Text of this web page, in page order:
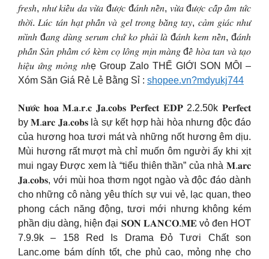
𝑓𝑟𝑒𝑠ℎ, 𝑛ℎ𝑢̛ 𝑘𝑖𝑒̂̉𝑢 𝑑𝑎 𝑣𝑢̛̀𝑎 đ𝑢̛𝑜̛̣𝑐 đ𝑎́𝑛ℎ 𝑛𝑒̂̀𝑛, 𝑣𝑢̛̀𝑎 đ𝑢̛𝑜̛̣𝑐 𝑐𝑎̂́𝑝 𝑎̂̉𝑚 𝑡𝑢̛́𝑐
𝑡ℎ𝑜̛̀𝑖. 𝐿𝑢́𝑐 𝑡𝑎́𝑛 ℎ𝑎̣𝑡 𝑝ℎ𝑎̂́𝑛 𝑣𝑎̀ 𝑔𝑒𝑙 𝑡𝑟𝑜𝑛𝑔 𝑏𝑎̆̀𝑛𝑔 𝑡𝑎𝑦, 𝑐𝑎̉𝑚 𝑔𝑖𝑎́𝑐 𝑛ℎ𝑢̛
𝑚𝑖̀𝑛ℎ đ𝑎𝑛𝑔 𝑑𝑢̀𝑛𝑔 𝑠𝑒𝑟𝑢𝑚 𝑐ℎ𝑢̛́ 𝑘𝑜 𝑝ℎ𝑎̉𝑖 𝑙𝑎̀ đ𝑎́𝑛ℎ 𝑘𝑒𝑚 𝑛𝑒̂̀𝑛, đ𝑎́𝑛ℎ
𝑝ℎ𝑎̂́𝑛 𝑆𝑎̉𝑛 𝑝ℎ𝑎̂̉𝑚 𝑐𝑜́ 𝑘𝑒̀𝑚 𝑐𝑜̣ 𝑙𝑜̂𝑛𝑔 𝑚𝑖̣𝑛 𝑚𝑎̀𝑛𝑔 đ𝑒̂̉ ℎ𝑜̀𝑎 𝑡𝑎𝑛 𝑣𝑎̀ 𝑡𝑎̣𝑜
ℎ𝑖𝑒̣̂𝑢 𝑢̛́𝑛𝑔 𝑚𝑜̉𝑛𝑔 𝑛ℎẹ Group Zalo THẾ GIỚI SON MÔI –
Xóm Săn Giá Rẻ Lẻ Bằng Sỉ : shopee.vn?mdyukj744
𝐍𝐮̛𝐨̛́𝐜 𝐡𝐨𝐚 𝐌.𝐚.𝐫.𝐜 𝐉𝐚.𝐜𝐨𝐛𝐬 𝐏𝐞𝐫𝐟𝐞𝐜𝐭 𝐄𝐃𝐏 2.2.50k 𝐏𝐞𝐫𝐟𝐞𝐜𝐭
by 𝐌.𝐚𝐫𝐜 𝐉𝐚.𝐜𝐨𝐛𝐬 là sự kết hợp hài hòa nhưng độc đáo
của hương hoa tươi mát và những nốt hương êm dịu.
Mùi hương rất mượt mà chỉ muốn ôm người ấy khi xịt
mui ngay Được xem là “tiểu thiên thần” của nhà 𝐌.𝐚𝐫𝐜
𝐉𝐚.𝐜𝐨𝐛𝐬, với mùi hoa thơm ngọt ngào và độc đáo dành
cho những cô nàng yêu thích sự vui vẻ, lạc quan, theo
phong cách năng động, tươi mới nhưng không kém
phần dịu dàng, hiện đại 𝐒𝐎𝐍 𝐋𝐀𝐍𝐂𝐎.𝐌𝐄 vỏ đen HOT
7.9.9k – 158 Red Is Drama Đỏ Tươi Chất son
Lanc.ome bám dính tốt, che phủ cao, mỏng nhẹ cho